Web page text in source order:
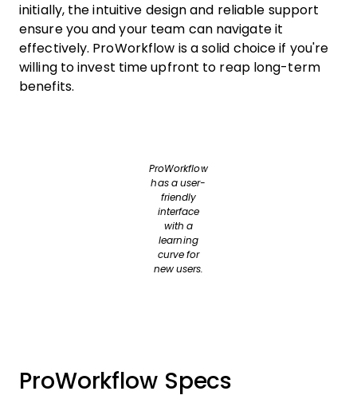
initially, the intuitive design and reliable support
ensure you and your team can navigate it
effectively. ProWorkflow is a solid choice if you're
willing to invest time upfront to reap long-term
benefits.
ProWorkflow
has a user-
friendly
interface
with a
learning
curve for
new users.
ProWorkflow Specs